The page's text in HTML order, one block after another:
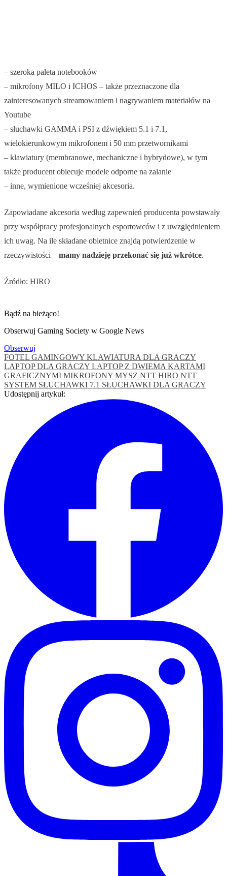
– szeroka paleta notebooków
– mikrofony MILO i ICHOS – także przeznaczone dla
zainteresowanych streamowaniem i nagrywaniem materiałów na
Youtube
– słuchawki GAMMA i PSI z dźwiękiem 5.1 i 7.1,
wielokierunkowym mikrofonem i 50 mm przetwornikami
– klawiatury (membranowe, mechaniczne i hybrydowe), w tym
także producent obiecuje modele odporne na zalanie
– inne, wymienione wcześniej akcesoria.
Zapowiadane akcesoria według zapewnień producenta powstawały
przy współpracy profesjonalnych esportowców i z uwzględnieniem
ich uwag. Na ile składane obietnice znajdą potwierdzenie w
rzeczywistości – mamy nadzieję przekonać się już wkrótce.
Źródło: HIRO
Bądź na bieżąco!
Obserwuj Gaming Society w Google News
Obserwuj
FOTEL GAMINGOWY KLAWIATURA DLA GRACZY
LAPTOP DLA GRACZY LAPTOP Z DWIEMA KARTAMI
GRAFICZNYMI MIKROFONY MYSZ NTT HIRO NTT
SYSTEM SŁUCHAWKI 7.1 SŁUCHAWKI DLA GRACZY
Udostępnij artykuł: